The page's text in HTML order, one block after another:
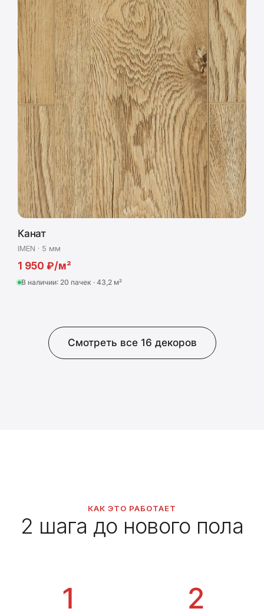
Канат
IMEN · 5 мм
1 950 ₽/м²
В наличии: 20 пачек · 43,2 м²
Смотреть все 16 декоров
КАК ЭТО РАБОТАЕТ
2 шага до нового пола
1 2